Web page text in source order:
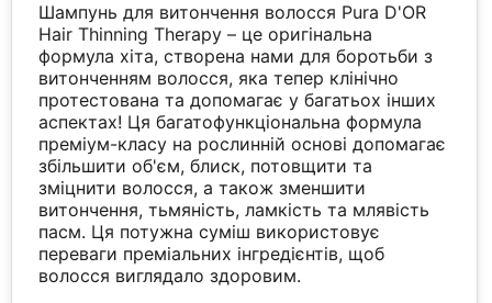
Шампунь для витончення волосся Pura D'OR
Hair Thinning Therapy – це оригінальна
формула хіта, створена нами для боротьби з
витонченням волосся, яка тепер клінічно
протестована та допомагає у багатьох інших
аспектах! Ця багатофункціональна формула
преміум-класу на рослинній основі допомагає
збільшити об'єм, блиск, потовщити та
зміцнити волосся, а також зменшити
витончення, тьмяність, ламкість та млявість
пасм. Ця потужна суміш використовує
переваги преміальних інгредієнтів, щоб
волосся виглядало здоровим.